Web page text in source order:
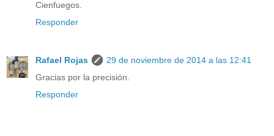
Cienfuegos.
Responder
Rafael Rojas
29 de noviembre de 2014 a las 12:41
Gracias por la precisión.
Responder